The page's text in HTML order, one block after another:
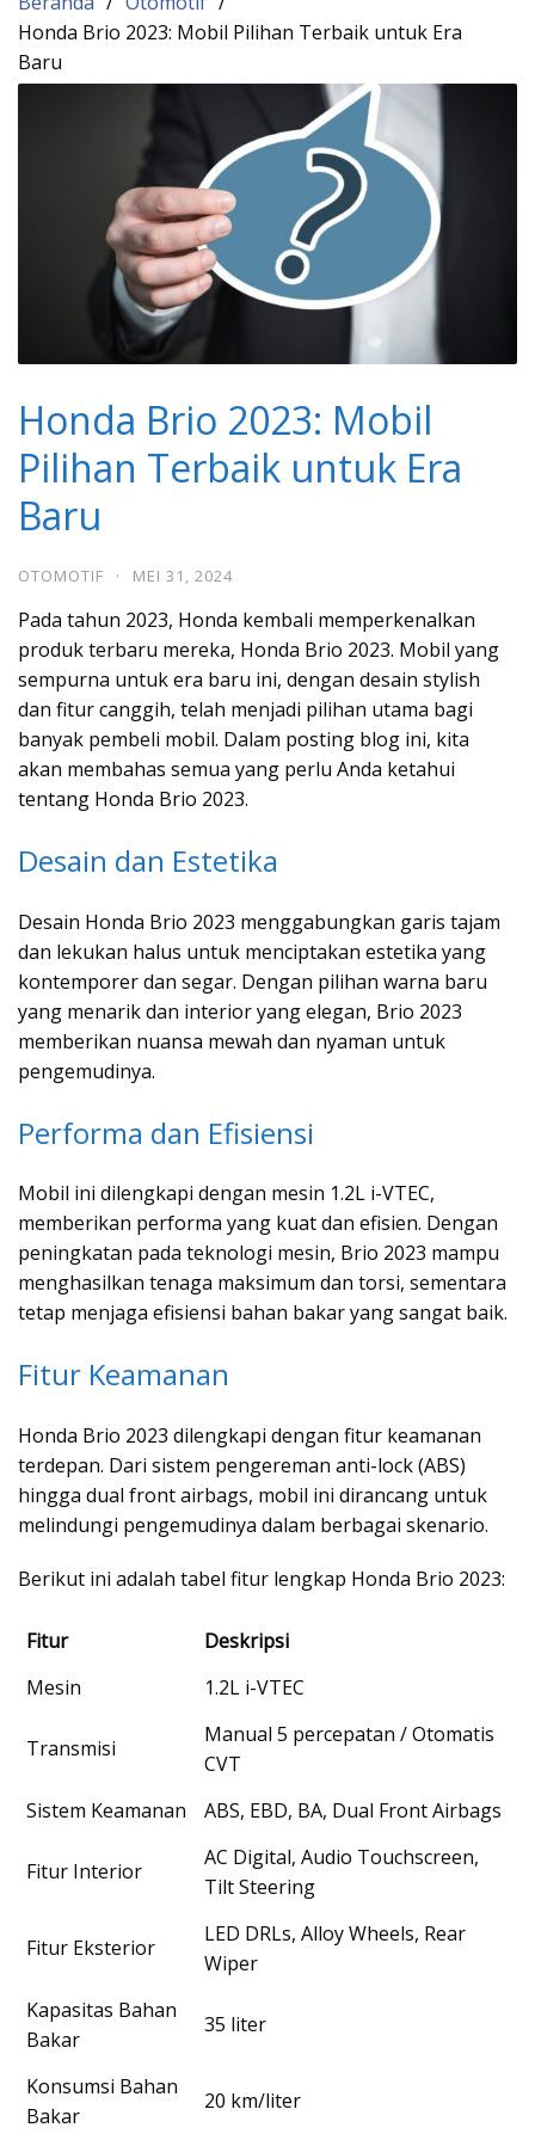
Honda Brio 2023: Mobil Pilihan Terbaik untuk Era
Baru
Honda Brio 2023: Mobil
Pilihan Terbaik untuk Era
Baru
OTOMOTIF · MEI 31, 2024
Pada tahun 2023, Honda kembali memperkenalkan
produk terbaru mereka, Honda Brio 2023. Mobil yang
sempurna untuk era baru ini, dengan desain stylish
dan fitur canggih, telah menjadi pilihan utama bagi
banyak pembeli mobil. Dalam posting blog ini, kita
akan membahas semua yang perlu Anda ketahui
tentang Honda Brio 2023.
Desain dan Estetika
Desain Honda Brio 2023 menggabungkan garis tajam
dan lekukan halus untuk menciptakan estetika yang
kontemporer dan segar. Dengan pilihan warna baru
yang menarik dan interior yang elegan, Brio 2023
memberikan nuansa mewah dan nyaman untuk
pengemudinya.
Performa dan Efisiensi
Mobil ini dilengkapi dengan mesin 1.2L i-VTEC,
memberikan performa yang kuat dan efisien. Dengan
peningkatan pada teknologi mesin, Brio 2023 mampu
menghasilkan tenaga maksimum dan torsi, sementara
tetap menjaga efisiensi bahan bakar yang sangat baik.
Fitur Keamanan
Honda Brio 2023 dilengkapi dengan fitur keamanan
terdepan. Dari sistem pengereman anti-lock (ABS)
hingga dual front airbags, mobil ini dirancang untuk
melindungi pengemudinya dalam berbagai skenario.
Berikut ini adalah tabel fitur lengkap Honda Brio 2023:
Fitur
Deskripsi
Mesin
1.2L i-VTEC
Transmisi
Manual 5 percepatan / Otomatis
CVT
Sistem Keamanan
ABS, EBD, BA, Dual Front Airbags
Fitur Interior
AC Digital, Audio Touchscreen,
Tilt Steering
Fitur Eksterior
LED DRLs, Alloy Wheels, Rear
Wiper
Kapasitas Bahan
Bakar
35 liter
Konsumsi Bahan
Bakar
20 km/liter